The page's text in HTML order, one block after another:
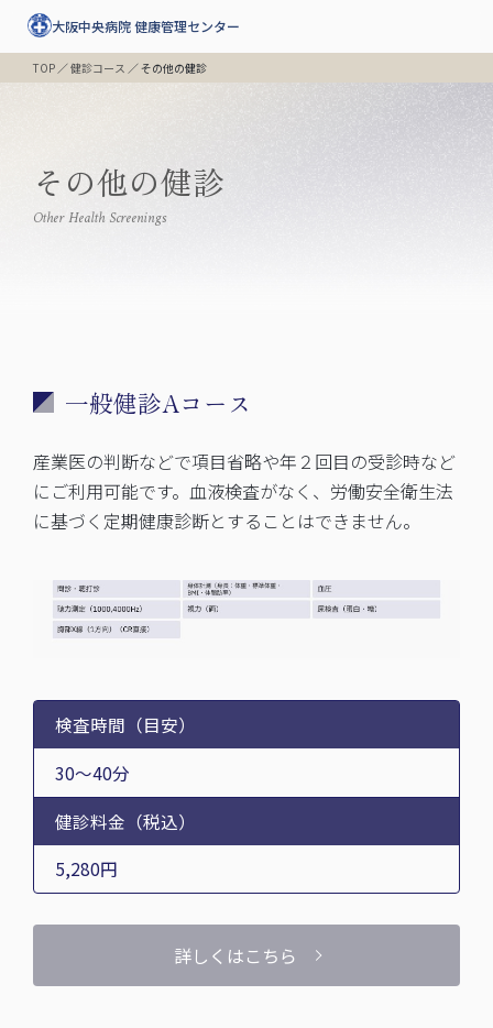
大阪中央病院 健康管理センター
TOP／健診コース ／その他の健診
その他の健診
Other Health Screenings
一般健診Aコース
産業医の判断などで項目省略や年２回目の受診時など
にご利用可能です。血液検査がなく、労働安全衛生法
に基づく定期健康診断とすることはできません。
検査時間（目安）
30～40分
健診料金（税込）
5,280円
詳しくはこちら